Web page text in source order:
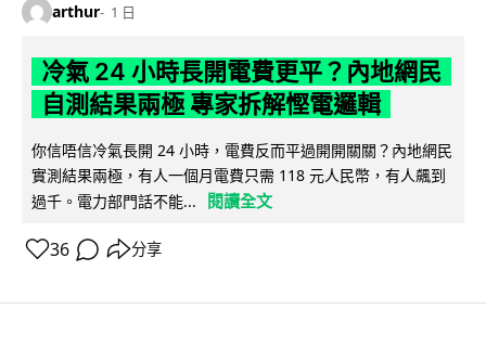
arthur 1 日
冷氣 24 小時長開電費更平？內地網民
自測結果兩極 專家拆解慳電邏輯
你信唔信冷氣長開 24 小時，電費反而平過開開關關？內地網民
實測結果兩極，有人一個月電費只需 118 元人民幣，有人飆到
過千。電力部門話不能...
閱讀全文
36 分享